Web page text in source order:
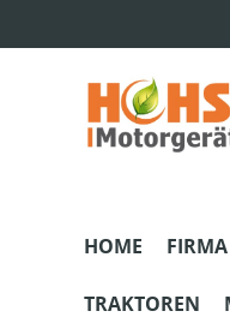
HOME
TRAKTOREN